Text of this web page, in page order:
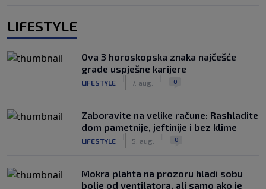
LIFESTYLE
Ova 3 horoskopska znaka najčešće
grade uspješne karijere
LIFESTYLE 7. aug. 0
Zaboravite na velike račune: Rashladite
dom pametnije, jeftinije i bez klime
LIFESTYLE 5. aug. 0
Mokra plahta na prozoru hladi sobu
bolje od ventilatora, ali samo ako je